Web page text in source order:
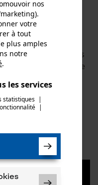
l'espace d'une
anti-coupures de
avec une vitesse
20m/seconde.
ne sont pas
que lorsque le
que la
Si on scie à plein
un arrêt "juste à
dans ce cas, la
blessure.
nos
votre
à tout
plus amples
notre
.
les services
statistiques |
|
Veuillez